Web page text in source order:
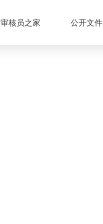
审核员之家 公开文件